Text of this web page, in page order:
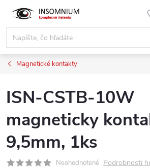
obsah
Magnetické kontakty
ISN-CSTB-10W
magneticky
9,5mm, 1ks
Neohodnotené Podrobnosti
www.insomnium.sk - Chat